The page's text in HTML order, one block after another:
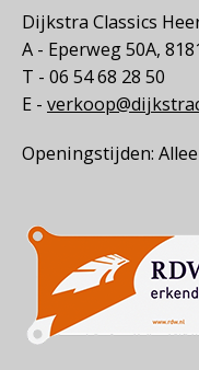
Dijkstra Classics
A - Eperweg 50A,
T - 06 54 68 28 50
E -
Openingstijden: